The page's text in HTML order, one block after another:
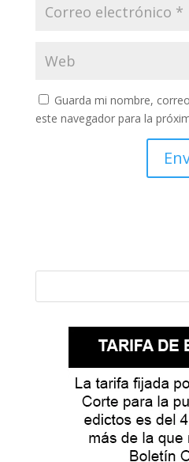
Guarda mi nombre,
este navegador para la